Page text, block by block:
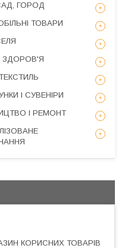
ГОРОД
ТОВАРИ
ЗДОРОВ'Я
І СУВЕНІРИ
І РЕМОНТ
КОРИСНИХ ТОВАРІВ